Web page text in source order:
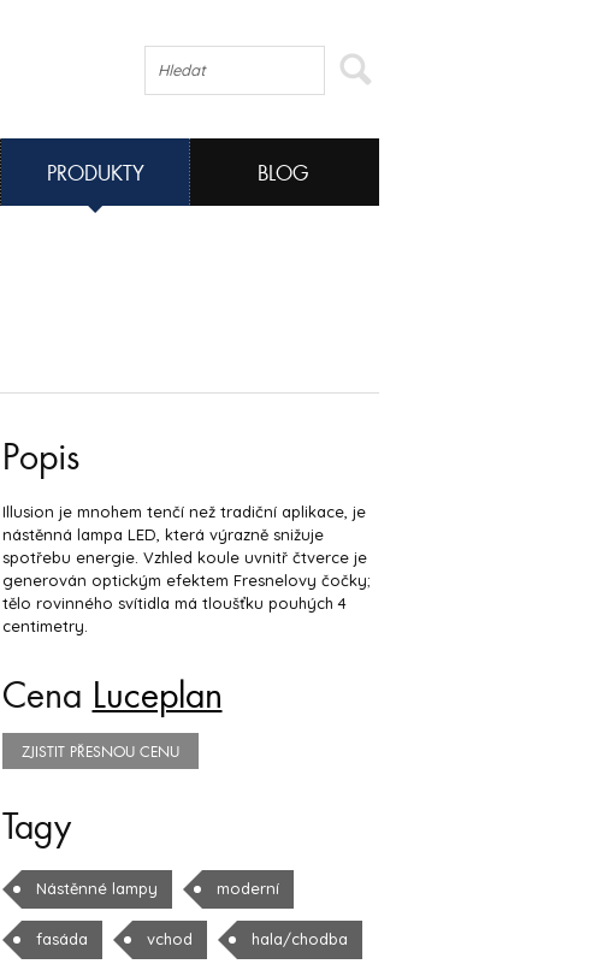
PRODUKTY BLOG
Popis
Illusion je mnohem tenčí než tradiční aplikace, je
nástěnná lampa LED, která výrazně snižuje
spotřebu energie. Vzhled koule uvnitř čtverce je
generován optickým efektem Fresnelovy čočky;
tělo rovinného svítidla má tloušťku pouhých 4
centimetry.
Cena Luceplan
ZJISTIT PŘESNOU CENU
Tagy
Nástěnné lampy moderní
fasáda vchod hala/chodba